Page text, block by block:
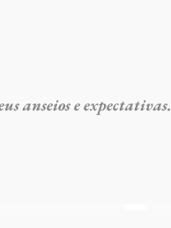
anseios e expectativas.